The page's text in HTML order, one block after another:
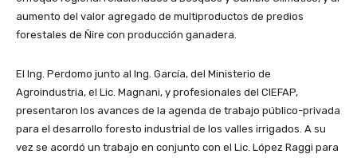
aumento del valor agregado de multiproductos de predios
forestales de Ñire con producción ganadera.
El Ing. Perdomo junto al Ing. García, del Ministerio de
Agroindustria, el Lic. Magnani, y profesionales del CIEFAP,
presentaron los avances de la agenda de trabajo público-privada
para el desarrollo foresto industrial de los valles irrigados. A su
vez se acordó un trabajo en conjunto con el Lic. López Raggi para